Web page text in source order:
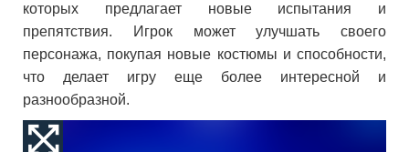
которых предлагает новые испытания и
препятствия. Игрок может улучшать своего
персонажа, покупая новые костюмы и способности,
что делает игру еще более интересной и
разнообразной.